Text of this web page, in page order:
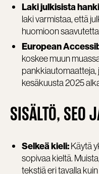
Laki julkisista
laki varmistaa, että
huomioon
European
koskee muun
kesäkuusta 2025
SISÄLTÖ, SEO
Selkeä kieli:Käytä
sopivaa kieltä.
tekstiä eri tavalla